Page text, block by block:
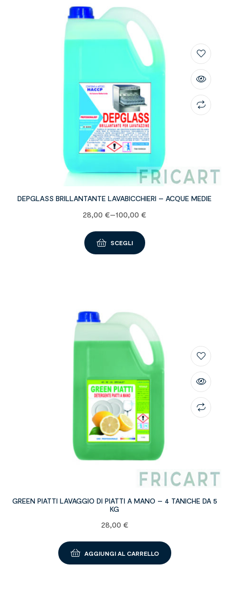
DEPGLASS BRILLANTANTE LAVABICCHIERI – ACQUE MEDIE
28,00 €–100,00 €
SCEGLI
GREEN PIATTI LAVAGGIO DI PIATTI A MANO – 4 TANICHE DA 5
KG
28,00 €
AGGIUNGI AL CARRELLO